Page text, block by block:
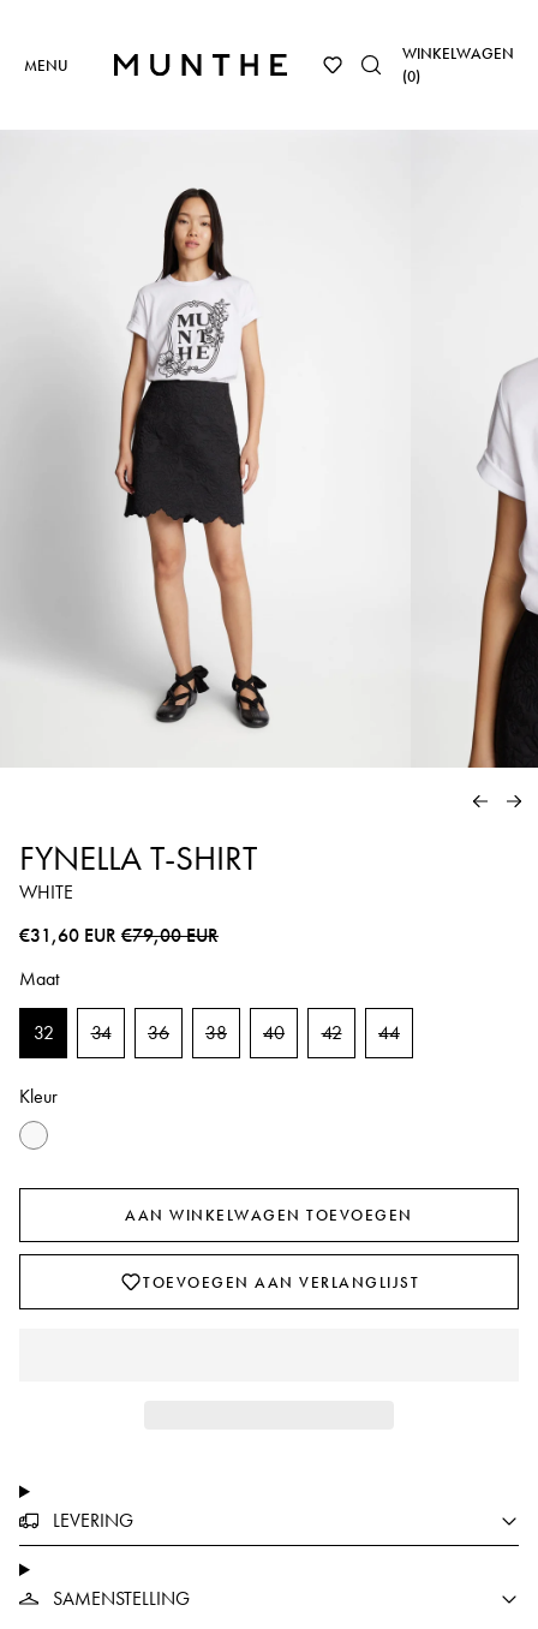
MENU
WINKELWAGEN
(0)
FYNELLA T-SHIRT
WHITE
Normale prijs
€31,60 EUR Sale prijs
€79,00 EUR
Maat
32 34 36 38 40 42 44
Kleur
AAN WINKELWAGEN TOEVOEGEN
TOEVOEGEN AAN VERLANGLIJST
LEVERING
SAMENSTELLING